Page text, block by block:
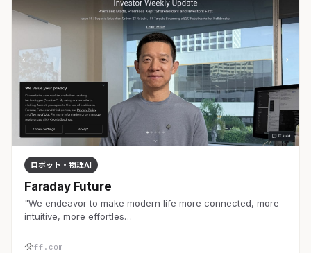
ロボット・物理AI
Faraday Future
"We endeavor to make modern life more connected, more
intuitive, more effortles…
ff.com